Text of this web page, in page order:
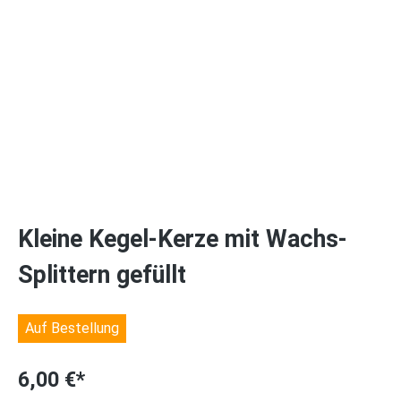
Kleine Kegel-Kerze mit Wachs-
Splittern gefüllt
Auf Bestellung
6,00 €*